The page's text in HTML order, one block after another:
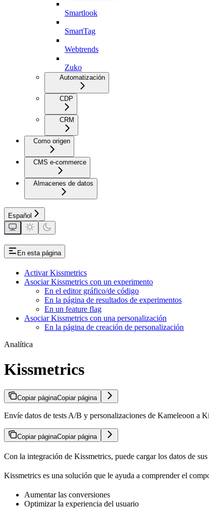
Smartlook
SmartTag
Webtrends
Zuko
Automatización
CDP
CRM
Como origen
CMS e-commerce
Almacenes de datos
Español
En esta página
Activar Kissmetrics
Asociar Kissmetrics con un experimento
En el editor gráfico/de código
En la página de resultados de experimentos
En un feature flag
Asociar Kissmetrics con una personalización
En la página de creación de personalización
Analítica
Kissmetrics
Copiar páginaCopiar página
Envíe datos de tests A/B y personalizaciones de Kameleoon a
Copiar páginaCopiar página
Con la integración de Kissmetrics, puede cargar los datos de
Kissmetrics es una solución que le ayuda a comprender el
Aumentar las conversiones
Optimizar la experiencia del usuario